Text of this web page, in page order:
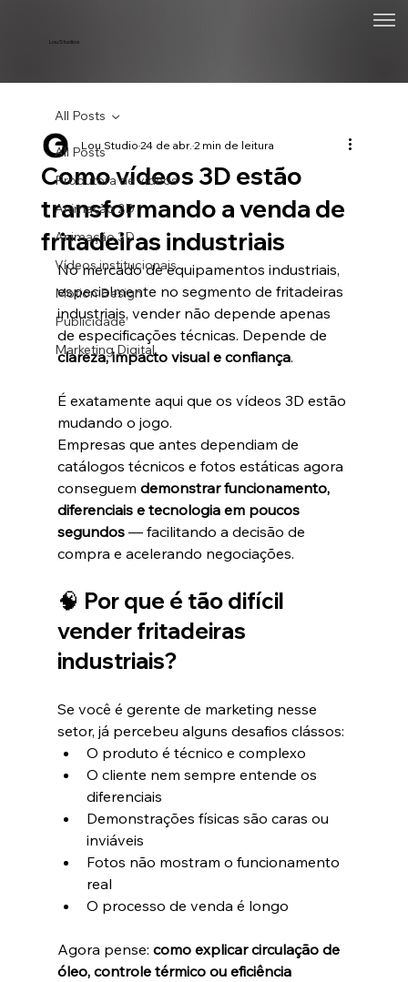
Lou Studios
All Posts
Produtora de vídeos
Animação 2D
Animação 3D
Vídeos institucionais
Motion Design
Publicidade
Marketing Digital
All Posts
Como vídeos 3D estão
transformando a venda de
fritadeiras industriais
Lou Studio24 de abr.2 min de leitura
No mercado de equipamentos industriais,
especialmente no segmento de fritadeiras
industriais, vender não depende apenas
de especificações técnicas. Depende de
clareza, impacto visual e confiança.
É exatamente aqui que os vídeos 3D estão
mudando o jogo.
Empresas que antes dependiam de
catálogos técnicos e fotos estáticas agora
conseguem demonstrar funcionamento,
diferenciais e tecnologia em poucos
segundos — facilitando a decisão de
compra e acelerando negociações.
🧠 Por que é tão difícil
vender fritadeiras
industriais?
Se você é gerente de marketing nesse
setor, já percebeu alguns desafios clássos:
O produto é técnico e complexo
O cliente nem sempre entende os
diferenciais
Demonstrações físicas são caras ou
inviáveis
Fotos não mostram o funcionamento
real
O processo de venda é longo
Agora pense: como explicar circulação de
óleo, controle térmico ou eficiência